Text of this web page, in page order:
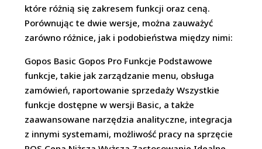
które różnią się zakresem funkcji oraz ceną.
Porównując te dwie wersje, można zauważyć
zarówno różnice, jak i podobieństwa między nimi:
Gopos Basic Gopos Pro Funkcje Podstawowe
funkcje, takie jak zarządzanie menu, obsługa
zamówień, raportowanie sprzedaży Wszystkie
funkcje dostępne w wersji Basic, a także
zaawansowane narzędzia analityczne, integracja
z innymi systemami, możliwość pracy na sprzęcie